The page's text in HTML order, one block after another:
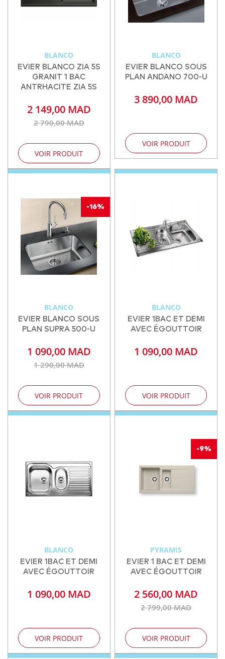
BLANCO
EVIER BLANCO ZIA 5S
GRANIT 1 BAC
ANTRHACITE ZIA 5S
2 149,00 MAD
2 790,00 MAD
VOIR PRODUIT
BLANCO
EVIER BLANCO SOUS
PLAN ANDANO 700-U
3 890,00 MAD
VOIR PRODUIT
-16%
BLANCO
EVIER BLANCO SOUS
PLAN SUPRA 500-U
1 090,00 MAD
1 290,00 MAD
VOIR PRODUIT
BLANCO
EVIER 1BAC ET DEMI
AVEC ÉGOUTTOIR
1 090,00 MAD
VOIR PRODUIT
BLANCO
EVIER 1BAC ET DEMI
AVEC ÉGOUTTOIR
1 090,00 MAD
VOIR PRODUIT
-9%
PYRAMIS
EVIER 1 BAC ET DEMI
AVEC ÉGOUTTOIR
2 560,00 MAD
2 799,00 MAD
VOIR PRODUIT